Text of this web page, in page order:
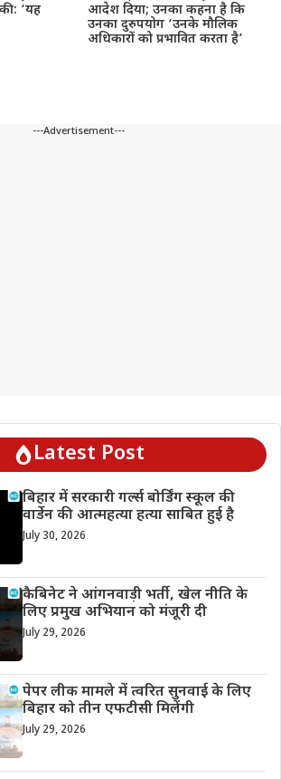
‘यह
आदेश दिया; उनका कहना है कि
उनका दुरुपयोग ‘उनके मौलिक
अधिकारों को प्रभावित करता है’
---Advertisement---
Latest Post
बिहार में सरकारी गर्ल्स बोर्डिंग स्कूल की
वार्डेन की आत्महत्या हत्या साबित हुई है
July 30, 2026
कैबिनेट ने आंगनवाड़ी भर्ती, खेल नीति के
लिए प्रमुख अभियान को मंजूरी दी
July 29, 2026
पेपर लीक मामले में त्वरित सुनवाई के लिए
बिहार को तीन एफटीसी मिलेंगी
July 29, 2026